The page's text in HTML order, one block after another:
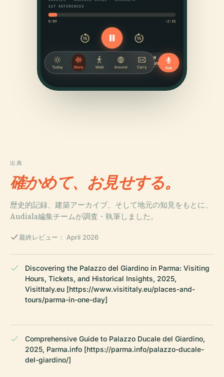
出典
確かめて、お見せする。
歴史的記録、建築アーカイブ、そして地元の知見をもとに、
Audiala編集チームが調査・執筆しました。
最終レビュー： April 2026
Discovering the Palazzo del Giardino in Parma: Visiting
Hours, Tickets, and Historical Insights, 2025,
VisitItaly.eu [https://www.visititaly.eu/places-and-
tours/parma-in-one-day]
Comprehensive Guide to Palazzo Ducale del Giardino,
2025, Parma.info [https://parma.info/palazzo-ducale-
del-giardino/]